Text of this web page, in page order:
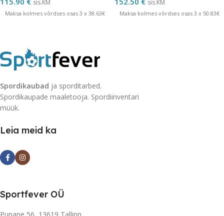
sis.KM
Maksa kolmes võrdses osas 3 x 38.63€
sis.KM
Maksa kolmes võrdses osas 3 x 50.83€
Spordikaubad ja sporditarbed.
Spordikaupade maaletooja. Spordiinventari
müük.
Leia meid ka
Sportfever OÜ